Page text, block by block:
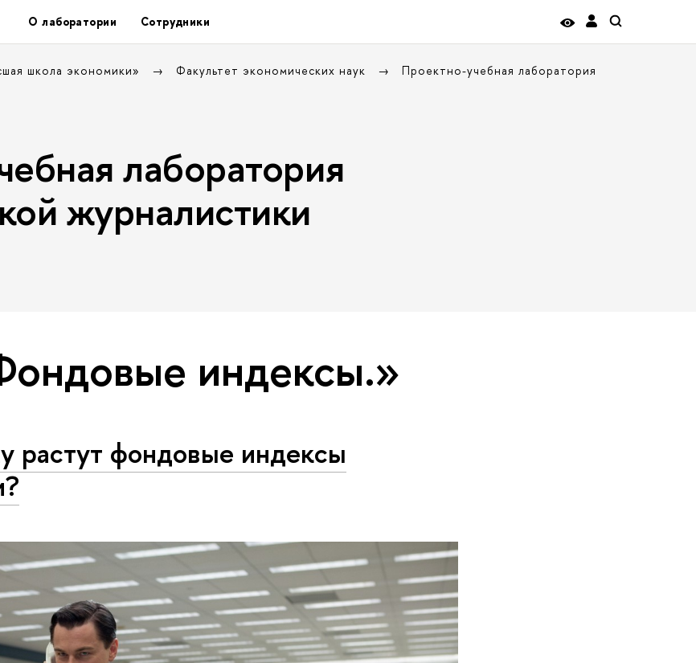
О лаборатории Сотрудники
школа экономики» Факультет экономических наук
Проектно-учебная лаборатория
лаборатория
журналистики
индексы.»
растут фондовые индексы